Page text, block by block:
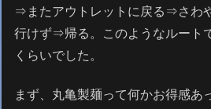
⇒またアウトレットに戻る⇒さわ
行けず⇒帰る。このようなルート
くらいでした。
まず、丸亀製麺って何かお得感あ